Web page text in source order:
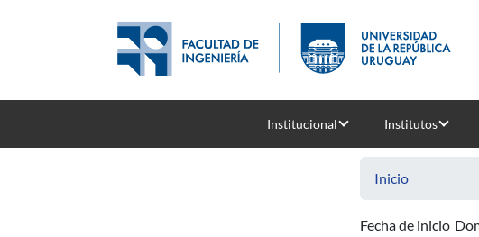
Institucional Institutos
Inicio
Fecha de inicio